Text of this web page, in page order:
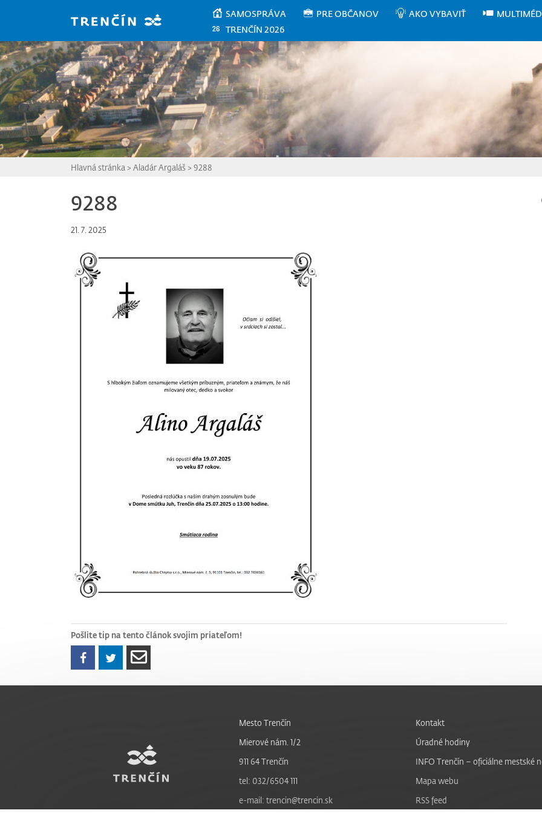
SAMOSPRÁVA PRE OBČANOV AKO VYBAVIŤ
TRENČÍN 2026
Hlavná stránka > Aladár Argaláš> 9288
9288
21. 7. 2025
Pošlite tip na tento článok svojim priateľom!
Mesto Trenčín
Mierové nám. 1/2
911 64 Trenčín
tel: 032/6504 111
e-mail: trencin@trencin.sk
Kontakt
Úradné hodiny
INFO Trenčín – oficiálne mestské
Mapa webu
RSS feed